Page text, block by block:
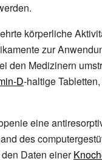
körperliche
zur
den Medizinern
D-haltige Tabletten,
eine
des
Daten einer